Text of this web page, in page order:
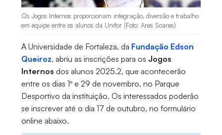
Os Jogos Internos proporcionam integração, diversão e trabalho
em equipe entre os alunos da Unifor (Foto: Ares Soares)
A Universidade de Fortaleza, da Fundação Edson
Queiroz, abriu as inscrições para os Jogos
Internos dos alunos 2025.2, que acontecerão
entre os dias 1º e 29 de novembro, no Parque
Desportivo da instituição. Os interessados poderão
se inscrever até o dia 17 de outubro, no formulário
online abaixo.